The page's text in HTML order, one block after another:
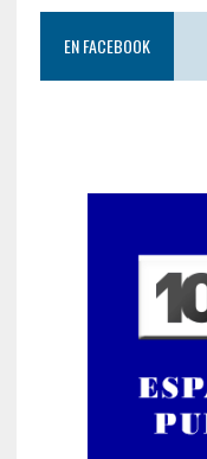
EN FACEBOOK